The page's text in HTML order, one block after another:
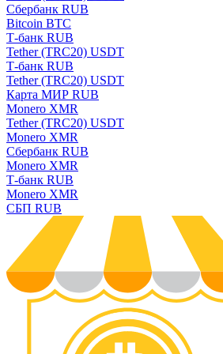
Сбербанк RUB
Bitcoin BTC
Т-банк RUB
Tether (TRC20) USDT
Т-банк RUB
Tether (TRC20) USDT
Карта МИР RUB
Monero XMR
Tether (TRC20) USDT
Monero XMR
Сбербанк RUB
Monero XMR
Т-банк RUB
Monero XMR
СБП RUB